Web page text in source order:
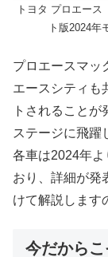
トヨタ プロエース
ト版2024年
プロエースマッ
エースシティも
トされること
ステージに飛躍
各車は2024年
おり、詳細が発
けて解説します
今だから